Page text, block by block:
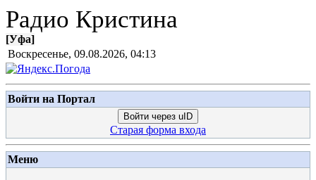
Радио Кристина
[Уфа]
Воскресенье, 09.08.2026, 04:13
Войти на Портал
Войти через uID
Старая форма входа
Меню